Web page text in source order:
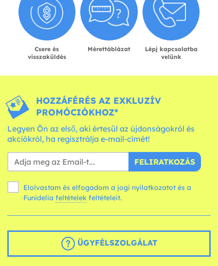
Csere és
visszaküldés
Mérettáblázat
Lépj kapcsolatba
velünk
HOZZÁFÉRÉS AZ EXKLUZÍV
PROMÓCIÓKHOZ*
Legyen Ön az első, aki értesül az újdonságokról és
akciókról, ha regisztrálja e-mail-címét!
FELIRATKOZÁS
Elolvastam és elfogadom a jogi nyilatkozatot és a
Funidelia feltételek feltételeit.
ÜGYFÉLSZOLGÁLAT